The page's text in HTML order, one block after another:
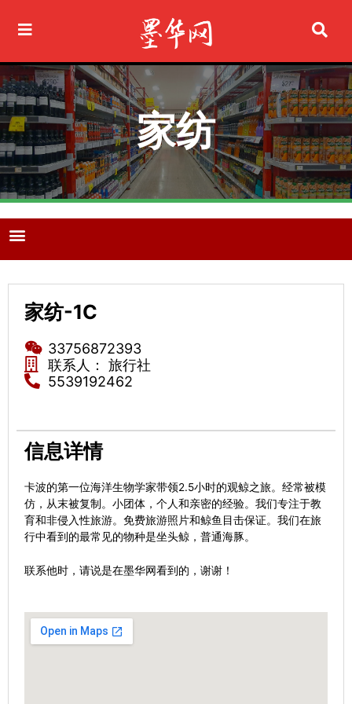
家纺
M
e
n
u
家纺-1C
33756872393
联系人： 旅行社
5539192462
信息详情
卡波的第一位海洋生物学家带领2.5小时的观鲸之旅。经常被模
仿，从末被复制。小团体，个人和亲密的经验。我们专注于教
育和非侵入性旅游。免费旅游照片和鲸鱼目击保证。我们在旅
行中看到的最常见的物种是坐头鲸，普通海豚。
联系他时，请说是在墨华网看到的，谢谢！